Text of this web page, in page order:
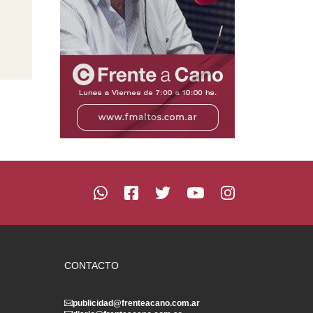
CONTACTO
publicidad@frenteacano.com.ar